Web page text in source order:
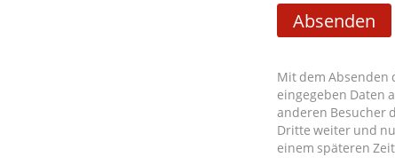
Absenden
Mit dem Absenden
eingegeben Daten
anderen Besucher
Dritte weiter und
einem späteren